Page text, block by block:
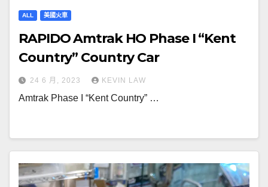
ALL 美國火車
RAPIDO Amtrak HO Phase I “Kent
Country” Country Car
24 6 月, 2023 KEVIN LAW
Amtrak Phase I “Kent Country” …